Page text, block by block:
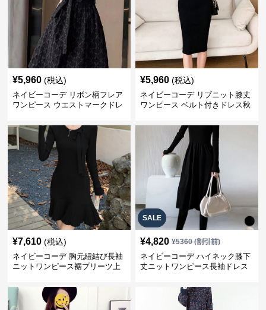
¥5,960 (税込)
ネイビーコーデ リボン柄フレア
ワンピース ウエストマークドレ
¥5,960 (税込)
ネイビーコーデ リブニット膝丈
ワンピース ベルト付きドレス秋
¥7,610 (税込)
ネイビーコーデ 胸元紐結び長袖
ニットワンピース裾プリーツ上
SALE
¥4,820 ¥5360(割引前)
ネイビーコーデ ハイネック膝下
丈ニットワンピース長袖ドレス